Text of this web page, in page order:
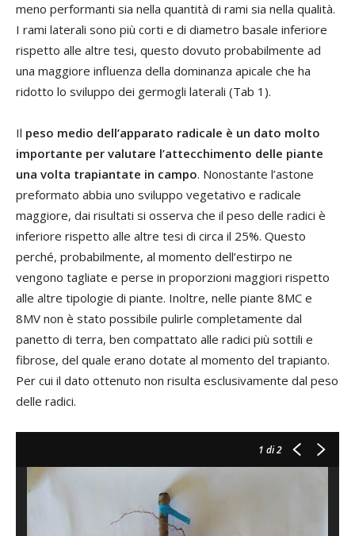
meno performanti sia nella quantità di rami sia nella qualità.
I rami laterali sono più corti e di diametro basale inferiore
rispetto alle altre tesi, questo dovuto probabilmente ad
una maggiore influenza della dominanza apicale che ha
ridotto lo sviluppo dei germogli laterali (Tab 1).
Il peso medio dell’apparato radicale è un dato molto
importante per valutare l’attecchimento delle piante
una volta trapiantate in campo. Nonostante l’astone
preformato abbia uno sviluppo vegetativo e radicale
maggiore, dai risultati si osserva che il peso delle radici è
inferiore rispetto alle altre tesi di circa il 25%. Questo
perché, probabilmente, al momento dell’estirpo ne
vengono tagliate e perse in proporzioni maggiori rispetto
alle altre tipologie di piante. Inoltre, nelle piante 8MC e
8MV non è stato possibile pulirle completamente dal
panetto di terra, ben compattato alle radici più sottili e
fibrose, del quale erano dotate al momento del trapianto.
Per cui il dato ottenuto non risulta esclusivamente dal peso
delle radici.
1 di 2